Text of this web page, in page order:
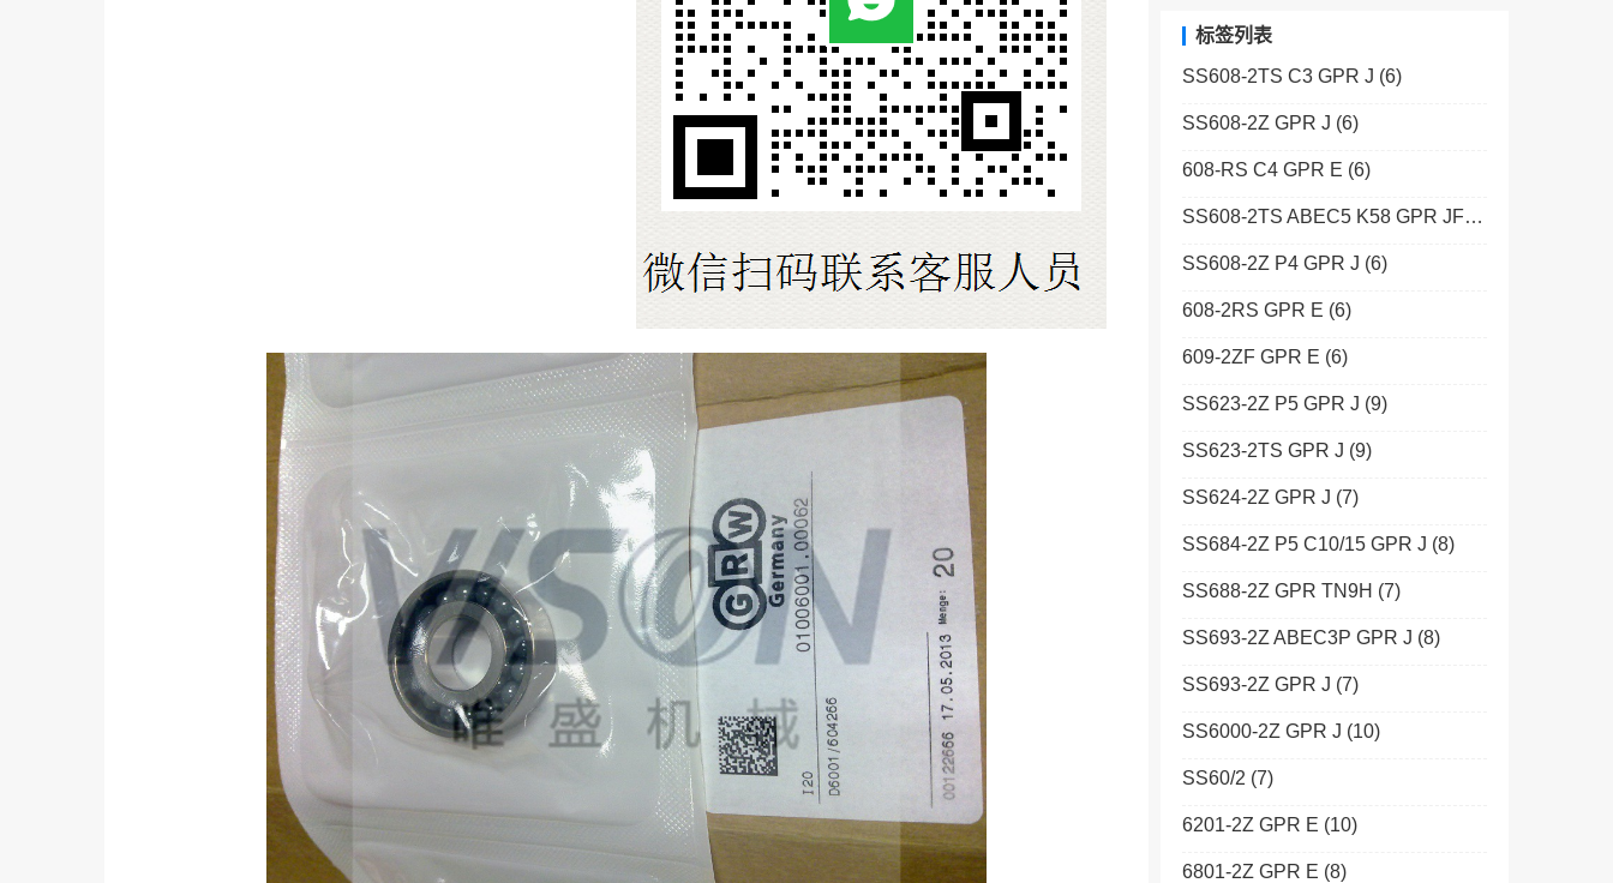
标签列表
SS608-2TS C3 GPR J (6)
SS608-2Z GPR J (6)
608-RS C4 GPR E (6)
SS608-2TS ABEC5 K58 GPR JF
(6)
SS608-2Z P4 GPR J (6)
608-2RS GPR E (6)
609-2ZF GPR E (6)
SS623-2Z P5 GPR J (9)
SS623-2TS GPR J (9)
SS624-2Z GPR J (7)
SS684-2Z P5 C10/15 GPR J (8)
SS688-2Z GPR TN9H (7)
SS693-2Z ABEC3P GPR J (8)
SS693-2Z GPR J (7)
SS6000-2Z GPR J (10)
SS60/2 (7)
6201-2Z GPR E (10)
6801-2Z GPR E (8)